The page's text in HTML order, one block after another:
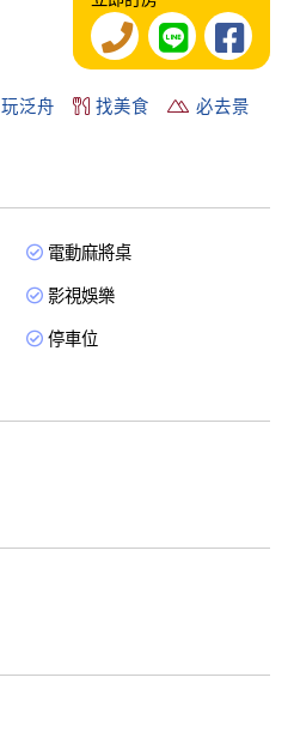
玩泛舟 找美食
必去景
電動麻將桌
影視娛樂
停車位